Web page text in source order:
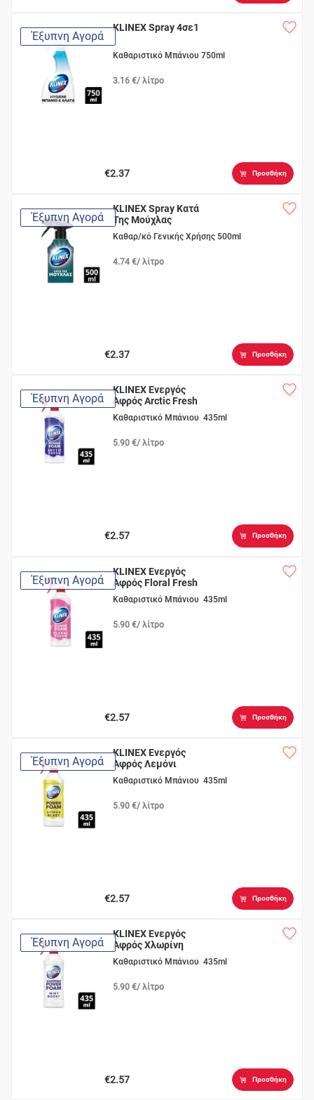
Έξυπνη Αγορά
KLINEX Spray 4σε1
Καθαριστικό Μπάνιου 750ml
3.16 €/ λίτρο
€2.37 Προσθήκη
Έξυπνη Αγορά
KLINEX Spray Κατά
Της Μούχλας
Καθαρ/κό Γενικής Χρήσης 500ml
4.74 €/ λίτρο
€2.37 Προσθήκη
Έξυπνη Αγορά
KLINEX Ενεργός
Αφρός Arctic Fresh
Καθαριστικό Μπάνιου 435ml
5.90 €/ λίτρο
€2.57 Προσθήκη
Έξυπνη Αγορά
KLINEX Ενεργός
Αφρός Floral Fresh
Καθαριστικό Μπάνιου 435ml
5.90 €/ λίτρο
€2.57 Προσθήκη
Έξυπνη Αγορά
KLINEX Ενεργός
Αφρός Λεμόνι
Καθαριστικό Μπάνιου 435ml
5.90 €/ λίτρο
€2.57 Προσθήκη
Έξυπνη Αγορά
KLINEX Ενεργός
Αφρός Χλωρίνη
Καθαριστικό Μπάνιου 435ml
5.90 €/ λίτρο
€2.57 Προσθήκη